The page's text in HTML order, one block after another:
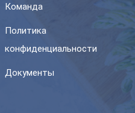
Команда
Политика
конфиденциальности
Документы